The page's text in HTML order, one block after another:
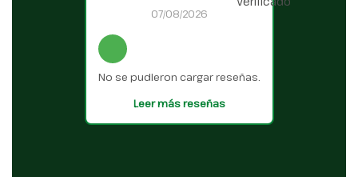
07/08/2026
No se pudieron cargar reseñas.
Leer más reseñas